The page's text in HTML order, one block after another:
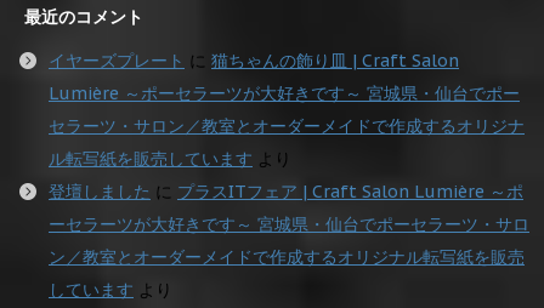
最近のコメント
イヤーズプレート に 猫ちゃんの飾り皿 | Craft Salon
Lumière ～ポーセラーツが大好きです～ 宮城県・仙台でポー
セラーツ・サロン／教室とオーダーメイドで作成するオリジナ
ル転写紙を販売しています より
登壇しました に プラスITフェア | Craft Salon Lumière ～ポ
ーセラーツが大好きです～ 宮城県・仙台でポーセラーツ・サロ
ン／教室とオーダーメイドで作成するオリジナル転写紙を販売
しています より